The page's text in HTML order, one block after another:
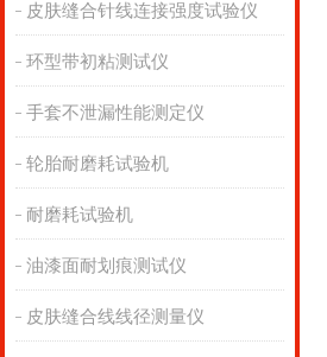
皮肤缝合针线连接强度试验仪
环型带初粘测试仪
手套不泄漏性能测定仪
轮胎耐磨耗试验机
耐磨耗试验机
油漆面耐划痕测试仪
皮肤缝合线线径测量仪